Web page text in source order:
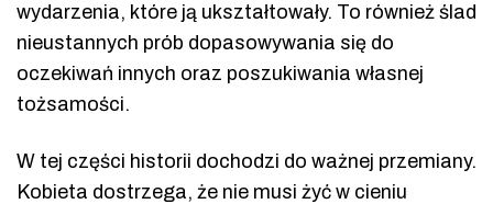
wydarzenia, które ją ukształtowały. To również ślad
nieustannych prób dopasowywania się do
oczekiwań innych oraz poszukiwania własnej
tożsamości.
W tej części historii dochodzi do ważnej przemiany.
Kobieta dostrzega, że nie musi żyć w cieniu